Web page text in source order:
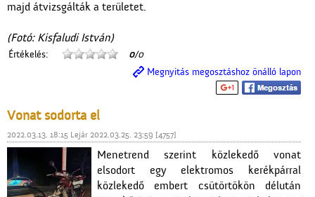
majd átvizsgálták a területet.
(Fotó: Kisfaludi István)
Értékelés: 0/0
Megnyitás megosztáshoz önálló lapon
Vonat sodorta el
2022.03.13. 18:15 Lejár 2022.03.25. 23:59 [4757]
Menetrend szerint közlekedő vonat
elsodort egy elektromos kerékpárral
közlekedő embert csütörtökön délután